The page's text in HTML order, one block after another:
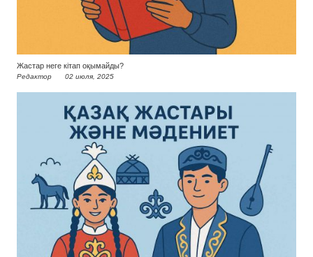
Жастар неге кітап оқымайды?
Редактор 02 июля, 2025